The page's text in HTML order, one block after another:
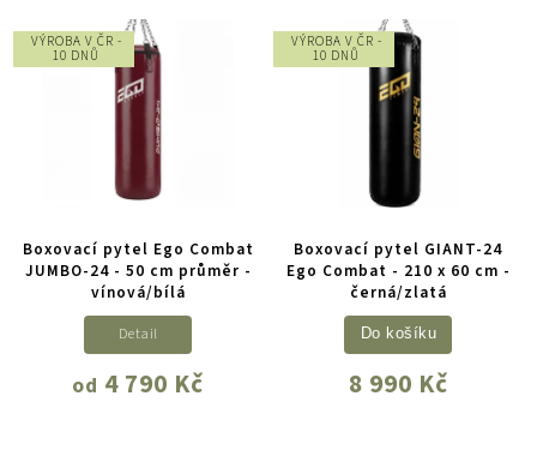
VÝROBA V ČR -
10 DNŮ
Boxovací pytel Ego Combat
JUMBO-24 - 50 cm průměr -
vínová/bílá
od 4 790 Kč
Detail
VÝROBA V ČR -
10 DNŮ
Boxovací pytel GIANT-24
Ego Combat - 210 x 60 cm -
černá/zlatá
8 990 Kč
Do košíku